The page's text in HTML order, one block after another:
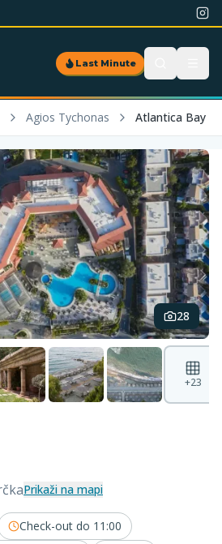
Last Minute
Agios Tychonas Atlantica Bay
28
+23
Prikaži na mapi
Check-out do 11:00